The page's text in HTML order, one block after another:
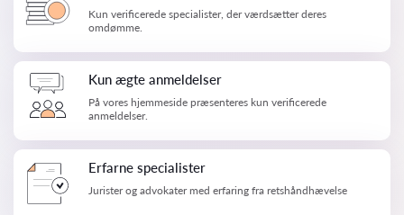
Kun verificerede specialister, der værdsætter deres
omdømme.
Kun ægte anmeldelser
På vores hjemmeside præsenteres kun verificerede
anmeldelser.
Erfarne specialister
Jurister og advokater med erfaring fra retshåndhævelse